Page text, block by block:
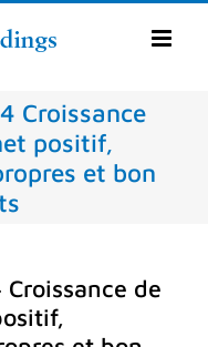
Croissance
positif,
et bon
de